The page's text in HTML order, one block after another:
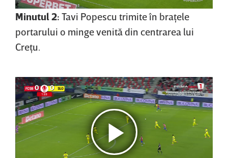
Minutul 2: Tavi Popescu trimite în braţele
portarului o minge venită din centrarea lui
Creţu.